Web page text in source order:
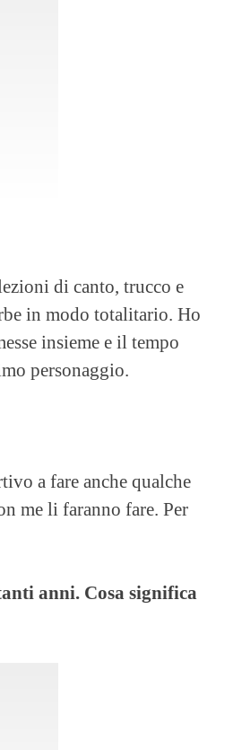
di canto, trucco e
in modo totalitario. Ho
insieme e il tempo
personaggio.
a fare anche qualche
me li faranno fare. Per
anni. Cosa significa